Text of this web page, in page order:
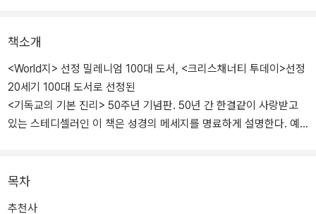
책소개
<World지> 선정 밀레니엄 100대 도서, <크리스채너티 투데이>선정
20세기 100대 도서로 선정된
<기독교의 기본 진리> 50주년 기념판. 50년 간 한결같이 사랑받고
있는 스테디셀러인 이 책은 성경의 메세지를 명료하게 설명한다. 예
목차
추천사